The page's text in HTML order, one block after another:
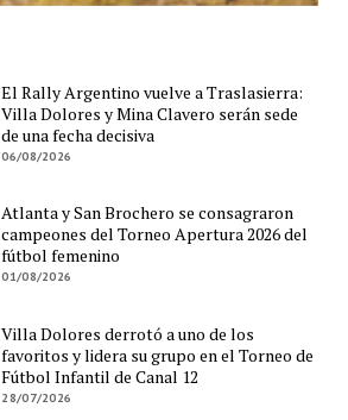
El Rally Argentino vuelve a Traslasierra:
Villa Dolores y Mina Clavero serán sede
de una fecha decisiva
06/08/2026
Atlanta y San Brochero se consagraron
campeones del Torneo Apertura 2026 del
fútbol femenino
01/08/2026
Villa Dolores derrotó a uno de los
favoritos y lidera su grupo en el Torneo de
Fútbol Infantil de Canal 12
28/07/2026